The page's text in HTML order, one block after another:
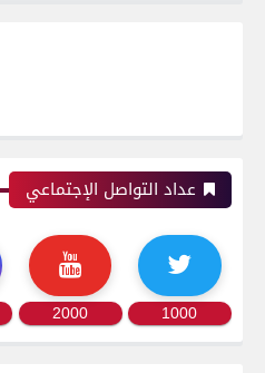
عداد التواصل الإجتماعي
1000
2000
اتحاد العاصمة الجزائرى
الإفريقية للمرة الثانية